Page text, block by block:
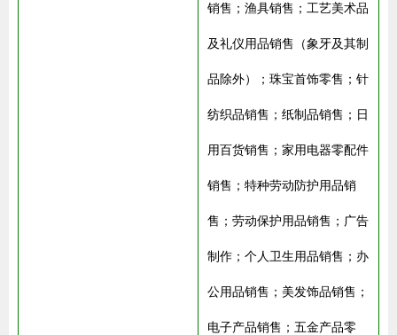
销售；渔具销售；工艺美术品
及礼仪用品销售（象牙及其制
品除外）；珠宝首饰零售；针
纺织品销售；纸制品销售；日
用百货销售；家用电器零配件
销售；特种劳动防护用品销
售；劳动保护用品销售；广告
制作；个人卫生用品销售；办
公用品销售；美发饰品销售；
电子产品销售；五金产品零